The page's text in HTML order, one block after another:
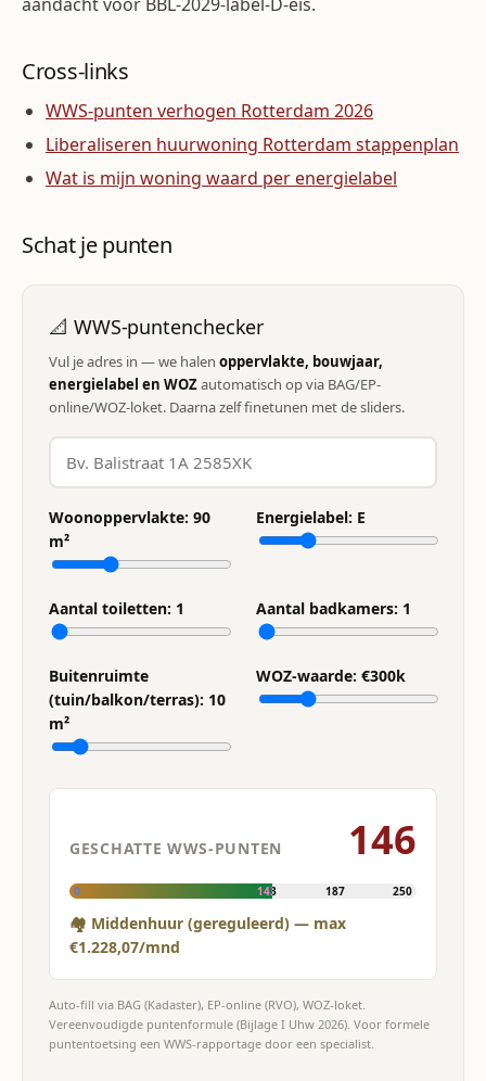
Cross-links
WWS-punten verhogen Rotterdam 2026
Liberaliseren huurwoning Rotterdam stappenplan
Wat is mijn woning waard per energielabel
Schat je punten
📐 WWS-puntenchecker
Vul je adres in — we halen oppervlakte, bouwjaar,
energielabel en WOZautomatisch op via BAG/EP-
online/WOZ-loket. Daarna zelf finetunen met de sliders.
Woonoppervlakte: 90
m²
Energielabel: E
Aantal toiletten: 1 Aantal badkamers: 1
Buitenruimte
(tuin/balkon/terras): 10
m²
WOZ-waarde: €300k
GESCHATTE WWS-PUNTEN 146
0 143 187 250
🏘 Middenhuur (gereguleerd) — max
€1.228,07/mnd
Auto-fill via BAG (Kadaster), EP-online (RVO), WOZ-loket.
Vereenvoudigde puntenformule (Bijlage I Uhw 2026). Voor formele
puntentoetsing een WWS-rapportage door een specialist.